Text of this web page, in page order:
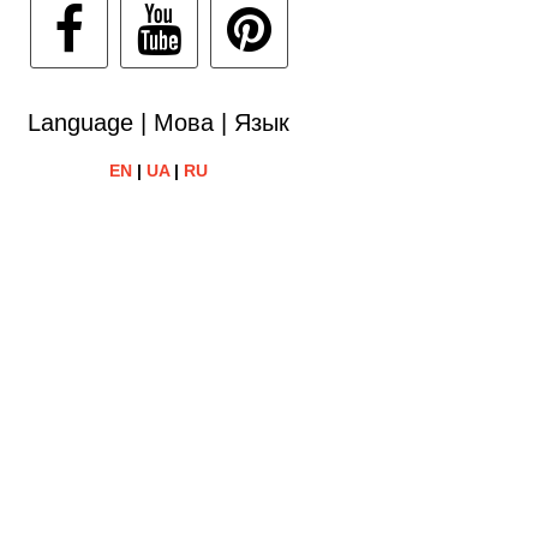
Language | Мова | Язык
EN |UA| RU